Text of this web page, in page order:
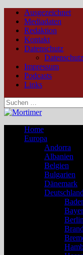
Ausgezeichnet
Mediadaten
Redaktion
Kontakt
Datenschutz
Impressum
Podcasts
Links
Suchen
nach:
Home
Europa
Andorra
Albanien
Belgien
Bulgarien
Dänemark
Deutschland
Berlin